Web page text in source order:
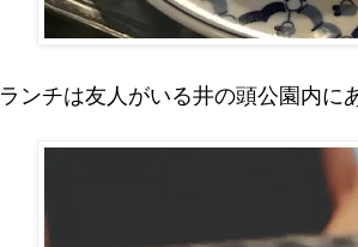
ランチは友人がいる井の頭公園内に